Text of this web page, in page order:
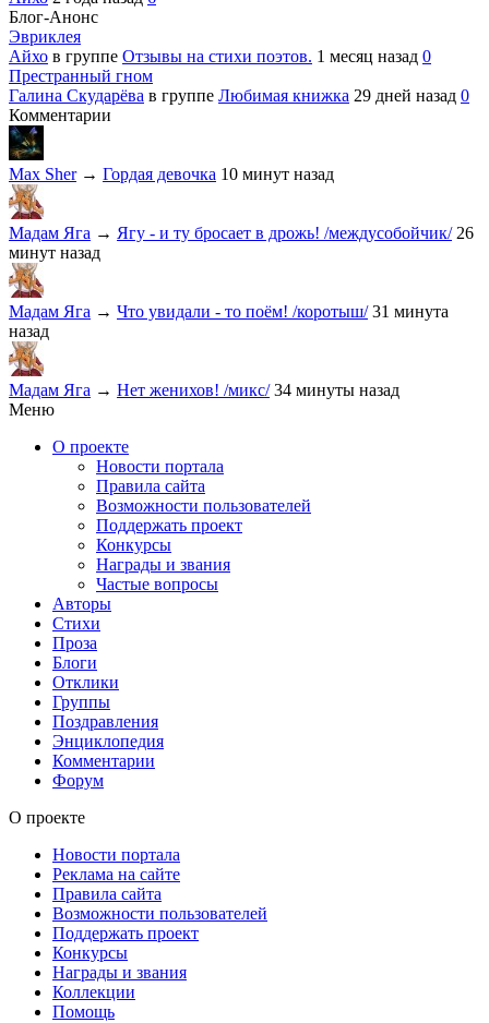
Блог-Анонс
Эвриклея
Айхо в группе Отзывы на стихи поэтов. 1 месяц назад 0
Престранный гном
Галина Скударёва в группе Любимая книжка 29 дней назад 0
Комментарии
Max Sher→ Гордая девочка 10 минут назад
Мадам Яга → Ягу - и ту бросает в дрожь! /междусобойчик/ 26
минут назад
Мадам Яга → Что увидали - то поём! /коротыш/ 31 минута
назад
Мадам Яга → Нет женихов! /микс/ 34 минуты назад
Меню
О проекте
Новости портала
Правила сайта
Возможности пользователей
Поддержать проект
Конкурсы
Награды и звания
Частые вопросы
Авторы
Стихи
Проза
Блоги
Отклики
Группы
Поздравления
Энциклопедия
Комментарии
Форум
О проекте
Новости портала
Реклама на сайте
Правила сайта
Возможности пользователей
Поддержать проект
Конкурсы
Награды и звания
Коллекции
Помощь